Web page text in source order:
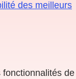
des meilleurs
fonctionnalités de